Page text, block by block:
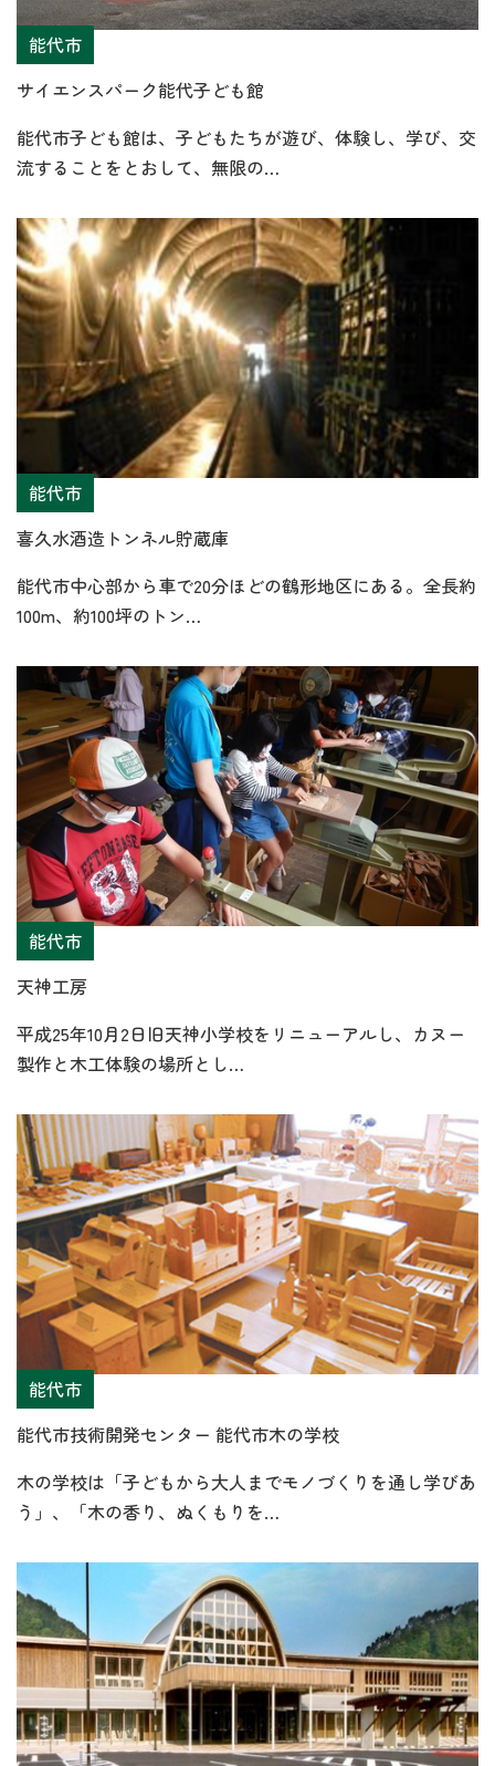
能代市
サイエンスパーク能代子ども館
能代市子ども館は、子どもたちが遊び、体験し、学び、交
流することをとおして、無限の…
能代市
喜久水酒造トンネル貯蔵庫
能代市中心部から車で20分ほどの鶴形地区にある。全長約
100m、約100坪のトン…
能代市
天神工房
平成25年10月2日旧天神小学校をリニューアルし、カヌー
製作と木工体験の場所とし…
能代市
能代市技術開発センター 能代市木の学校
木の学校は「子どもから大人までモノづくりを通し学びあ
う」、「木の香り、ぬくもりを…